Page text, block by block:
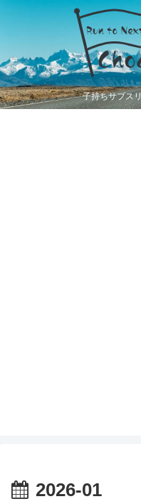
子持ちサブス
2026-01